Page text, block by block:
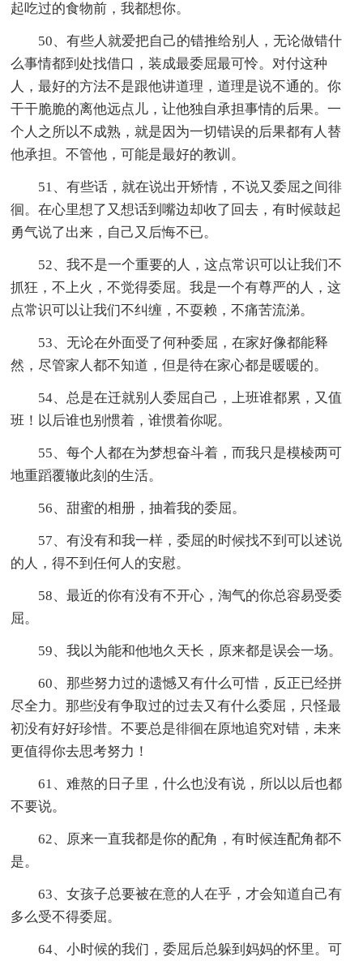
起吃过的食物前，我都想你。
50、有些人就爱把自己的错推给别人，无论做错什
么事情都到处找借口，装成最委屈最可怜。对付这种
人，最好的方法不是跟他讲道理，道理是说不通的。你
干干脆脆的离他远点儿，让他独自承担事情的后果。一
个人之所以不成熟，就是因为一切错误的后果都有人替
他承担。不管他，可能是最好的教训。
51、有些话，就在说出开矫情，不说又委屈之间徘
徊。在心里想了又想话到嘴边却收了回去，有时候鼓起
勇气说了出来，自己又后悔不已。
52、我不是一个重要的人，这点常识可以让我们不
抓狂，不上火，不觉得委屈。我是一个有尊严的人，这
点常识可以让我们不纠缠，不耍赖，不痛苦流涕。
53、无论在外面受了何种委屈，在家好像都能释
然，尽管家人都不知道，但是待在家心都是暖暖的。
54、总是在迁就别人委屈自己，上班谁都累，又值
班！以后谁也别惯着，谁惯着你呢。
55、每个人都在为梦想奋斗着，而我只是模棱两可
地重蹈覆辙此刻的生活。
56、甜蜜的相册，抽着我的委屈。
57、有没有和我一样，委屈的时候找不到可以述说
的人，得不到任何人的安慰。
58、最近的你有没有不开心，淘气的你总容易受委
屈。
59、我以为能和他地久天长，原来都是误会一场。
60、那些努力过的遗憾又有什么可惜，反正已经拼
尽全力。那些没有争取过的过去又有什么委屈，只怪最
初没有好好珍惜。不要总是徘徊在原地追究对错，未来
更值得你去思考努力！
61、难熬的日子里，什么也没有说，所以以后也都
不要说。
62、原来一直我都是你的配角，有时候连配角都不
是。
63、女孩子总要被在意的人在乎，才会知道自己有
多么受不得委屈。
64、小时候的我们，委屈后总躲到妈妈的怀里。可